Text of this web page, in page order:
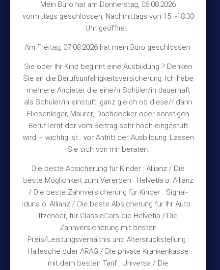
Mein Büro hat am Donnerstag, 06.08.2026
vormittags geschlossen, Nachmittags von 15 -18.30
Uhr geöffnet.
Am Freitag, 07.08.2026 hat mein Büro geschlossen.
Sie oder Ihr Kind beginnt eine Ausbildung ? Denken
Sie an die Berufsunfähigkeitsversicherung. Ich habe
mehrere Anbieter die eine/n Schüler/in dauerhaft
als Schüler/in einstuft, ganz gleich ob diese/r dann
Fliesenleger, Maurer, Dachdecker oder sonstigen
Beruf lernt der vom Beitrag sehr hoch eingestuft
wird – wichtig ist : vor Antritt der Ausbildung. Lassen
Sie sich von mir beraten.
Die beste Absicherung für Kinder : Allianz / Die
beste Möglichkeit zum Vererben : Helvetia o. Allianz
/ Die beste Zahnversicherung für Kinder : Signal-
Iduna o. Allianz / Die beste Absicherung für Ihr Auto :
Itzehoer, für ClassicCars die Helvetia / Die
Zahnversicherung mit besten
Preis/Leistungsverhältnis und Altersrückstellung :
Hallesche oder ARAG / Die private Krankenkasse
mit dem besten Tarif : Universa / Die
Hinterkampstr.1a
30890 Barsinghausen
Kontakt
TEL +49 (5105) 1811
FAX +49 (5105) 2720
MAIL vmh1a@web.de
Bürozeiten
Mo – Fr 10:15 – 12:00 Uhr
und nach Vereinbarung
Rechtliches
Impressum